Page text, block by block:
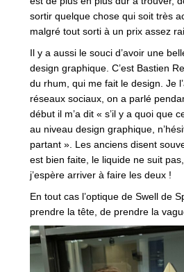
sortir quelque chose qui soit très
malgré tout sorti à un prix assez
Il y a aussi le souci d’avoir une
design graphique. C’est Bastien
du rhum, qui me fait le design. Je
réseaux sociaux, on a parlé
début il m’a dit « s’il y a quoi que
au niveau design graphique,
partant ». Les anciens disent
est bien faite, le liquide ne suit
j’espère arriver à faire les deux !
En tout cas l’optique de Swell de
prendre la tête, de prendre la